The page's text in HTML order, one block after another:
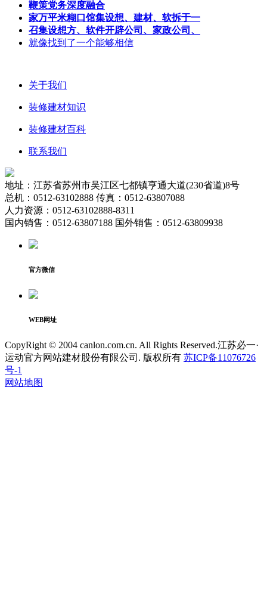
鞭策党务深度融合
家万平米糊口馆集设想、建材、软拆于一
召集设想方、软件开辟公司、家政公司、
就像找到了一个能够相信
关于我们
装修建材知识
装修建材百科
联系我们
地址：江苏省苏州市吴江区七都镇亨通大道(230省道)8号
总机：0512-63102888 传真：0512-63807088
人力资源：0512-63102888-8311
国内销售：0512-63807188 国外销售：0512-63809938
官方微信
WEB网址
CopyRight © 2004 canlon.com.cn. All Rights Reserved.江苏必一·
运动官方网站建材股份有限公司. 版权所有 苏ICP备11076726
号-1
网站地图